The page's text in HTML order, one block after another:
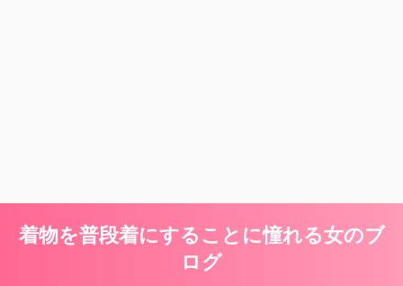
着物を普段着にすることに憧れる女のブ
ログ